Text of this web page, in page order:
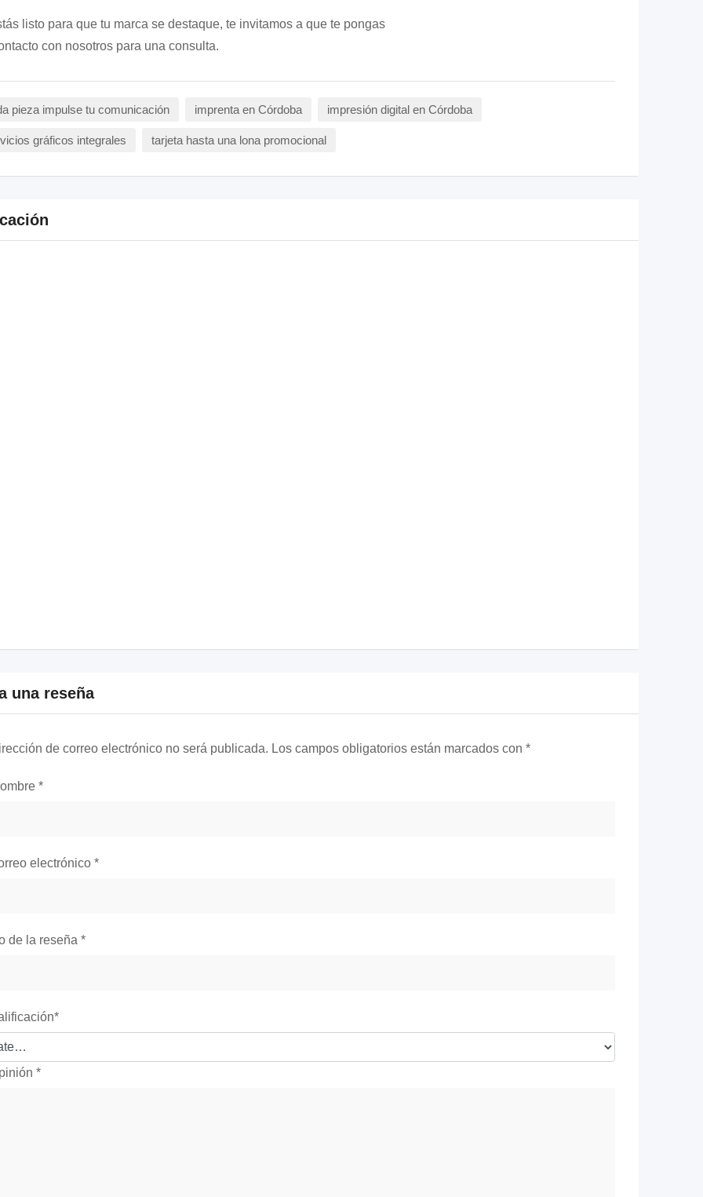
listo para que tu marca se destaque, te invitamos a que te pongas
con nosotros para una consulta.
pieza impulse tu comunicación imprenta en Córdoba impresión digital en Córdoba
gráficos integrales tarjeta hasta una lona promocional
una reseña
de correo electrónico no será publicada. Los campos obligatorios están marcados con *
*
electrónico *
de la reseña *
*
*